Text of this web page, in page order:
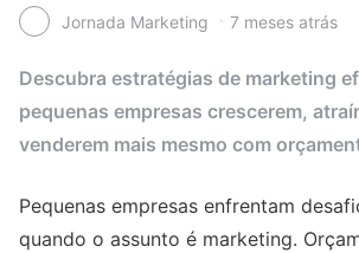
Jornada Marketing 7 meses atrás
Descubra estratégias de marketing
pequenas empresas crescerem,
venderem mais mesmo com
Pequenas empresas enfrentam
quando o assunto é marketing.